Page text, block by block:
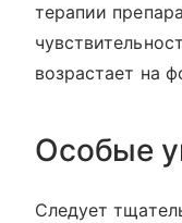
терапии
возрастает на
Особые
Следует